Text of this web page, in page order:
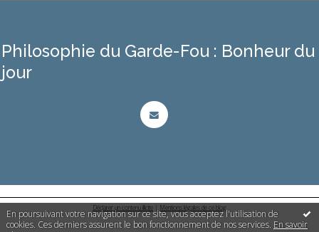
En poursuivant votre navigation sur ce site, vous acceptez l'utilisation de
cookies. Ces derniers assurent le bon fonctionnement de nos services. En savoir
Philosophie du Garde-Fou : Bonheur du
jour
Déclarer un contenu illicite | Mentions légales de ce blog